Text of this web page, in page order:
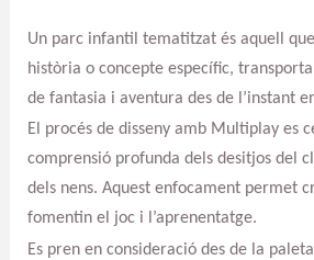
Un parc infantil tematitzat és aquell
història o concepte específic,
de fantasia i aventura des de l’instant
El procés de disseny amb Multiplay es
comprensió profunda dels desitjos del
dels nens. Aquest enfocament permet
fomentin el joc i l’aprenentatge.
Es pren en consideració des de la